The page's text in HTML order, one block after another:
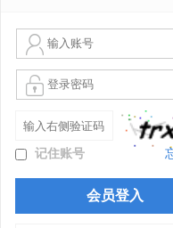
记住账号